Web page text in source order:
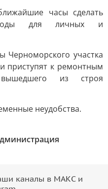
часы сделать
для личных и
Черноморского участка
приступят к ремонтным
из строя
неудобства.
каналы в МАКС и